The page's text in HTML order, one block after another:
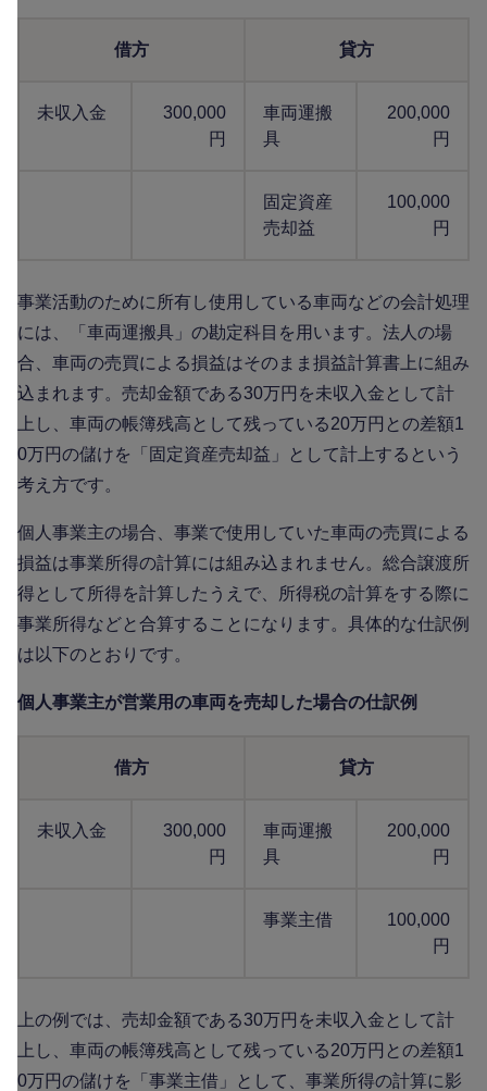
借方 貸方
未収入金
300,000
円
車両運搬
具
200,000
円
固定資産
売却益
100,000
円
事業活動のために所有し使用している車両などの会計処理
には、「車両運搬具」の勘定科目を用います。法人の場
合、車両の売買による損益はそのまま損益計算書上に組み
込まれます。売却金額である30万円を未収入金として計
上し、車両の帳簿残高として残っている20万円との差額1
0万円の儲けを「固定資産売却益」として計上するという
考え方です。
個人事業主の場合、事業で使用していた車両の売買による
損益は事業所得の計算には組み込まれません。総合譲渡所
得として所得を計算したうえで、所得税の計算をする際に
事業所得などと合算することになります。具体的な仕訳例
は以下のとおりです。
個人事業主が営業用の車両を売却した場合の仕訳例
借方 貸方
未収入金
300,000
円
車両運搬
具
200,000
円
事業主借
100,000
円
上の例では、売却金額である30万円を未収入金として計
上し、車両の帳簿残高として残っている20万円との差額1
0万円の儲けを「事業主借」として、事業所得の計算に影